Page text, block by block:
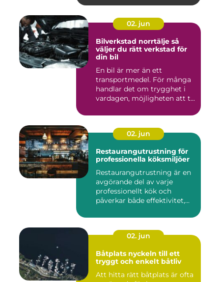
02. jun
Bilverkstad norrtälje så
väljer du rätt verkstad för
din bil
En bil är mer än ett
transportmedel. För många
handlar det om trygghet i
vardagen, möjligheten att t...
02. jun
Restaurangutrustning för
professionella köksmiljöer
Restaurangutrustning är en
avgörande del av varje
professionellt kök och
påverkar både effektivitet,...
02. jun
Båtplats nyckeln till ett
tryggt och enkelt båtliv
Att hitta rätt båtplats är ofta